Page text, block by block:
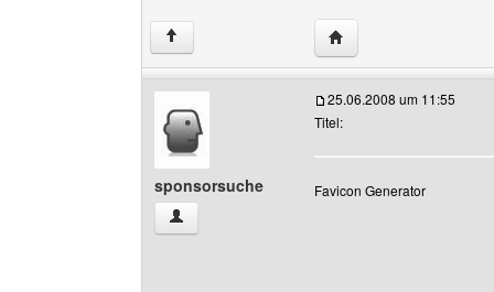
↑ Website dieses
sponsorsuche
sponsorsuche Benutzer-Profile anzeigen
25.06.2008 um 11:55
Titel:
Favicon Generator